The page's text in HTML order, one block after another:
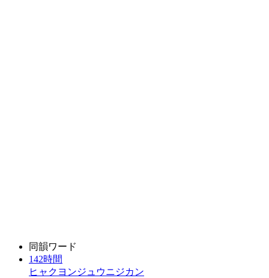
同韻ワード
142時間
ヒャクヨンジュウニジカン